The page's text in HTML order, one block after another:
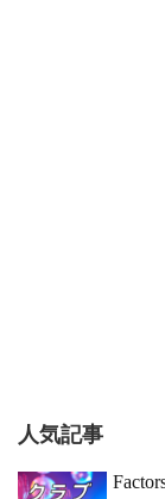
人気記事